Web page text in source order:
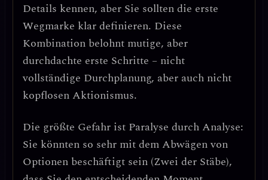
Details kennen, aber Sie sollten die erste
Wegmarke klar definieren. Diese
Kombination belohnt mutige, aber
durchdachte erste Schritte – nicht
vollständige Durchplanung, aber auch nicht
kopflosen Aktionismus.
Die größte Gefahr ist Paralyse durch Analyse:
Sie könnten so sehr mit dem Abwägen von
Optionen beschäftigt sein (Zwei der Stäbe),